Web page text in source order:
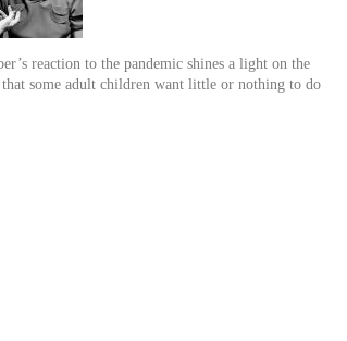
reaction to the pandemic shines a light on the
some adult children want little or nothing to do